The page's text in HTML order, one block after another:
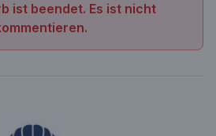
ist beendet. Es ist nicht